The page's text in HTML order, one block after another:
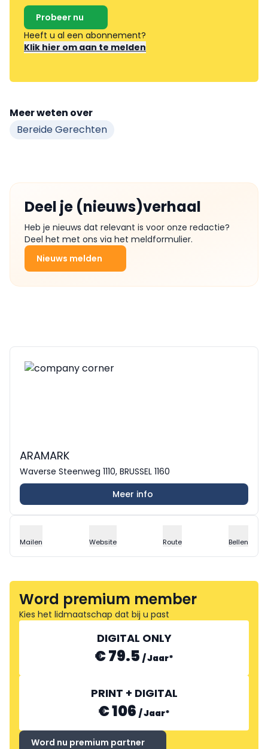
Probeer nu
Heeft u al een abonnement?
Klik hier om aan te melden
Meer weten over
Bereide Gerechten
Deel je (nieuws)verhaal
Heb je nieuws dat relevant is voor onze redactie?
Deel het met ons via het meldformulier.
Nieuws melden
ARAMARK
Waverse Steenweg 1110, BRUSSEL 1160
Meer info
Mailen Website Route Bellen
Word premium member
Kies het lidmaatschap dat bij u past
DIGITAL ONLY
€ 79.5 /Jaar*
PRINT + DIGITAL
€ 106 /Jaar*
Word nu premium partner